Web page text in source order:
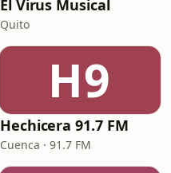
El Virus Musical
Quito
H9
Hechicera 91.7 FM
Cuenca · 91.7 FM